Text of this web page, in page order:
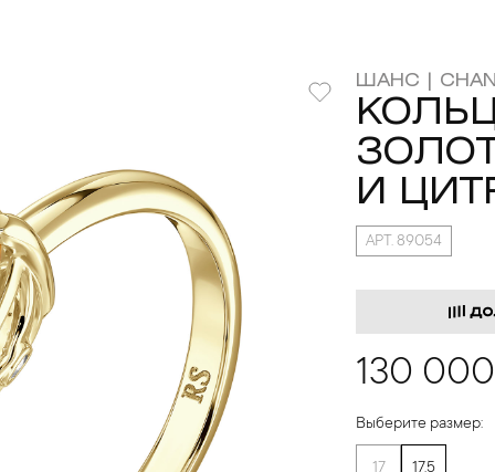
ШАНС |
И
АРТ. 89054
130
Выберите размер:
17 17.5